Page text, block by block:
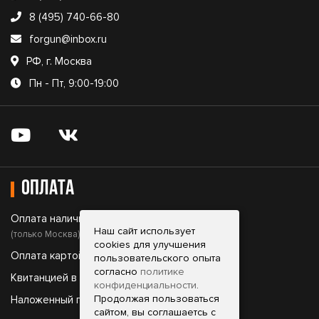
8 (495) 740-66-80
forgun@inbox.ru
РФ, г. Москва
Пн - Пт, 9:00-19:00
Оплата
Оплата наличными;
(только Москва)
Оплата картой;
Квитанцией в банке;
Наложенный платеж.
Наш сайт использует
cookies для улучшения
пользовательского опыта
согласно политике
конфиденциальности.
Продолжая пользоваться
сайтом, вы соглашаетсь с